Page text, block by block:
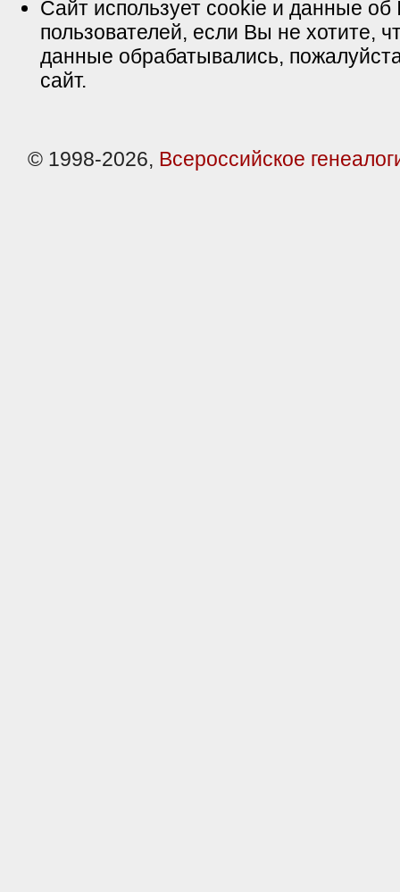
Сайт использует cookie и данные об
пользователей, если Вы не хотите,
данные обрабатывались,
сайт.
© 1998-2026, Всероссийское